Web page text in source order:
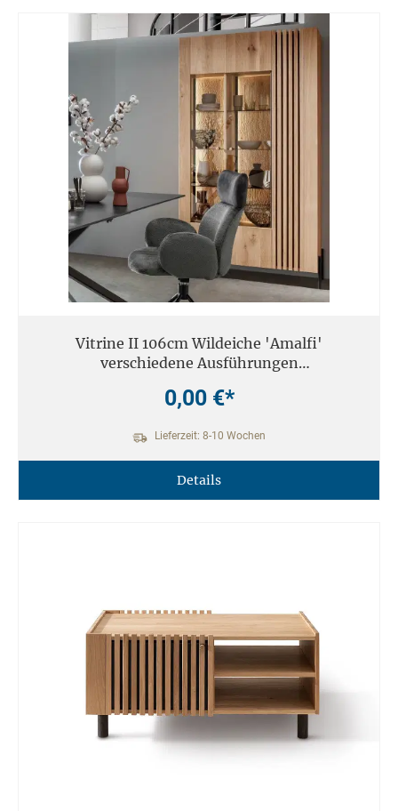
Vitrine II 106cm Wildeiche 'Amalfi'
verschiedene Ausführungen
0,00 €*
Lieferzeit: 8-10 Wochen
Details